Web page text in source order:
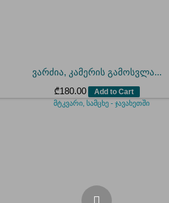
ვარძია, კამერის გამოსვლა...
₾180.00 Add to Cart